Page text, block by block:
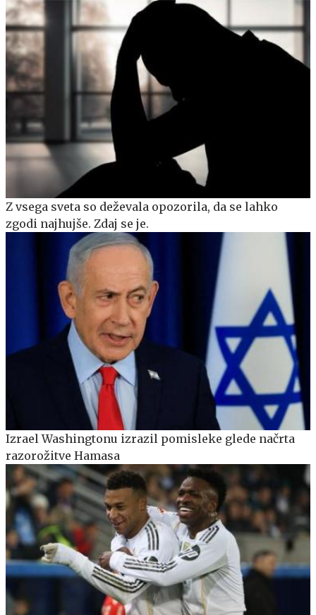
Z vsega sveta so deževala opozorila, da se lahko
zgodi najhujše. Zdaj se je.
Izrael Washingtonu izrazil pomisleke glede načrta
razorožitve Hamasa